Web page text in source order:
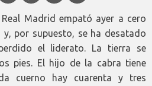
Madrid empató ayer a cero
y, por supuesto, se ha desatado
el liderato. La tierra se
pies. El hijo de la cabra tiene
cuerno hay cuarenta y tres